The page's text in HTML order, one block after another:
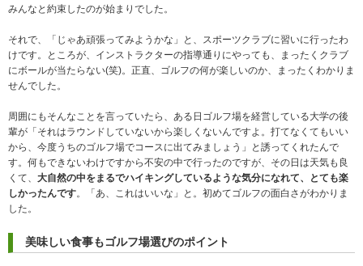
みんなと約束したのが始まりでした。
それで、「じゃあ頑張ってみようかな」と、スポーツクラブに習いに行ったわ
けです。ところが、インストラクターの指導通りにやっても、まったくクラブ
にボールが当たらない(笑)。正直、ゴルフの何が楽しいのか、まったくわかりま
せんでした。
周囲にもそんなことを言っていたら、ある日ゴルフ場を経営している大学の後
輩が「それはラウンドしていないから楽しくないんですよ。打てなくてもいい
から、今度うちのゴルフ場でコースに出てみましょう」と誘ってくれたんで
す。何もできないわけですから不安の中で行ったのですが、その日は天気も良
くて、 大自然の中をまるでハイキングしているような気分になれて、とても楽
しかったんです。「あ、これはいいな」と。初めてゴルフの面白さがわかりま
した。
美味しい食事もゴルフ場選びのポイント